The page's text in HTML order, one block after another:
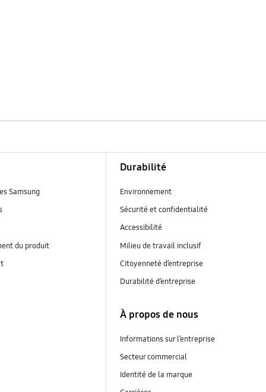
Samsung
du produit
Durabilité
Environnement
Sécurité et confidentialité
Accessibilité
Milieu de travail inclusif
Citoyenneté d’entreprise
Durabilité d’entreprise
À propos de nous
Informations sur l’entreprise
Secteur commercial
Identité de la marque